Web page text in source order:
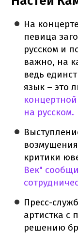
На
певица
русском и
важно, на
ведь
язык – это
на русском.
критики
Век"
Пресс-
артистка с
решению